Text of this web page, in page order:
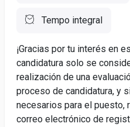
Tempo integral
¡Gracias por tu interés en
candidatura solo se
realización de una
proceso de candidatura, y
necesarios para el puesto,
correo electrónico de